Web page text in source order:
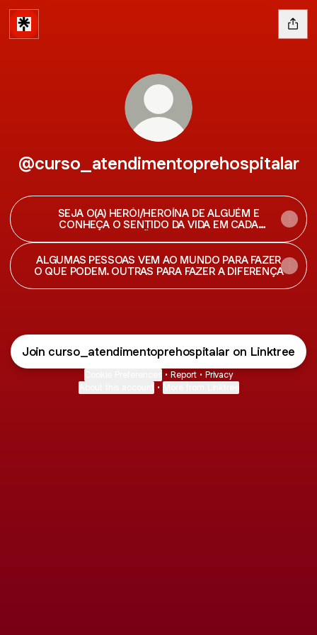
@curso_atendimentoprehospitalar
SEJA O(A) HERÓI/HEROÍNA DE ALGUÉM E
CONHEÇA O SENTIDO DA VIDA EM CADA
ALGUMAS PESSOAS VEM AO MUNDO PARA FAZER
O QUE PODEM. OUTRAS PARA FAZER A DIFERENÇA
Join curso_atendimentoprehospitalar on Linktree
• Report • Privacy
•